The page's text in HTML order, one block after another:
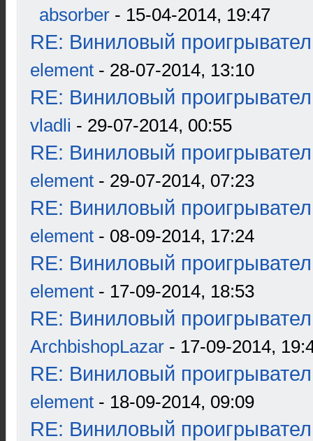
absorber - 15-04-2014, 19:47
RE: Виниловый
element - 28-07-2014, 13:10
RE: Виниловый
vladli - 29-07-2014, 00:55
RE: Виниловый
element - 29-07-2014, 07:23
RE: Виниловый
element - 08-09-2014, 17:24
RE: Виниловый
element - 17-09-2014, 18:53
RE: Виниловый
ArchbishopLazar - 17-09-2014,
RE: Виниловый
element - 18-09-2014, 09:09
RE: Виниловый